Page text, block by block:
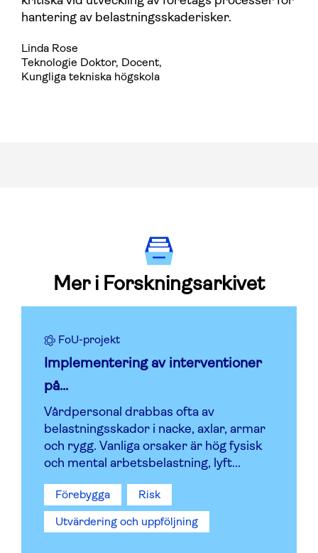
hantering av belastningsskaderisker.
Linda Rose
Teknologie Doktor, Docent,
Kungliga tekniska högskola
Mer i Forskningsarkivet
FoU-projekt
Implementering av interventioner
på...
Vårdpersonal drabbas ofta av
belastningsskador i nacke, axlar, armar
och rygg. Vanliga orsaker är hög fysisk
och mental arbetsbelastning, lyft...
Förebygga
Risk
Utvärdering och uppföljning